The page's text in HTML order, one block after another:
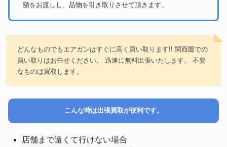
額をお渡しし、品物を引き取りさせて頂きます。
どんなものでもエアガンはすぐに高く買い取ります!! 関西圏での
買い取りはお任せください。 迅速に無料出張いたします。 不要
なものは買取します。
こんな時は出張買取が便利です。
店舗まで遠くて行けない場合